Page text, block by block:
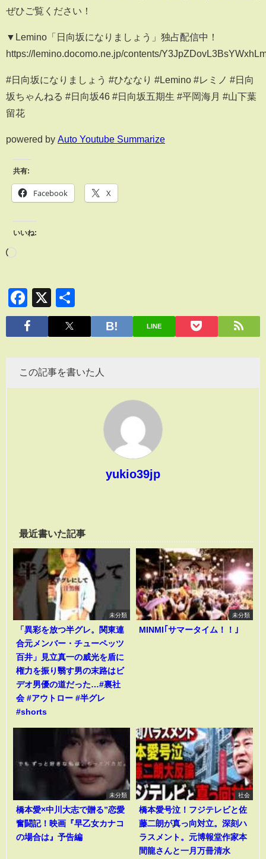
ぜひご覧ください！
▼Lemino「日向坂になりましょう」独占配信中！
https://lemino.docomo.ne.jp/contents/
#日向坂になりましょう #ひななり #Lemino #レミノ #日向
坂ちゃんねる #日向坂46 #日向坂五期生 #平岡海月 #山下葉
留花
powered by Auto Youtube Summarize
共有:
Facebook X
いいね:
Facebook
X
有
LINE
この記事を書いた人
yukio39jp
最近書いた記事
未分類
「異彩を放つ半グレ。関東連
合元メンバー・チューペッツ
百井」見立真一の威光を盾に
権力を振り翳す男の末路はビ
デオ男優の道だった…#裏社
会 #アウトロー #半グレ
#shorts
未分類
MINMI｢サマータイム！！｣
未分類
橋本愛×中川大志で贈る”恋愛
奮闘記！映画『早乙女カナコ
の場合は』予告編
社会
橋本愛号泣！フジテレビと佐
藤二朗が真っ向対立。深刻ハ
ラスメント。元博報堂作家本
間龍さんと一月万冊清水